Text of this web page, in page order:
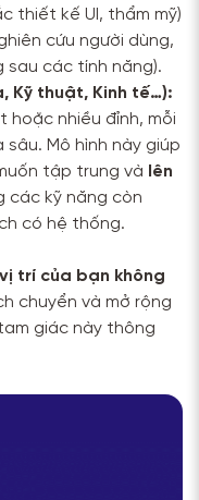
thiết kế UI, thẩm mỹ)
cứu người dùng,
sau các tính năng).
Kỹ thuật, Kinh tế…):
hoặc nhiều đỉnh, mỗi
Mô hình này giúp
tập trung và lên
các kỹ năng còn
có hệ thống.
vị trí của bạn không
chuyển và mở rộng
giác này thông